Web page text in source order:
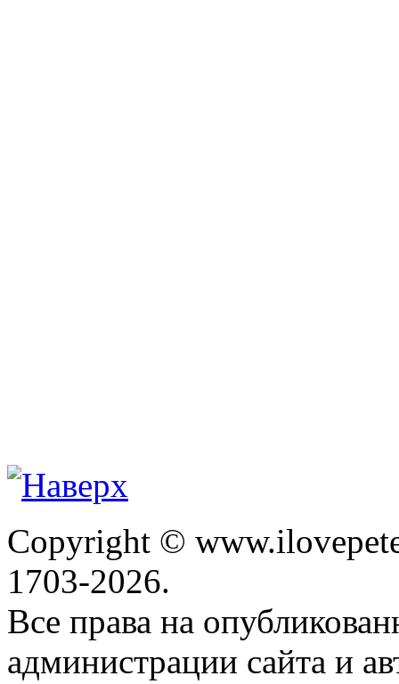
Copyright ©
1703-2026.
Все права на
администрации сайта и